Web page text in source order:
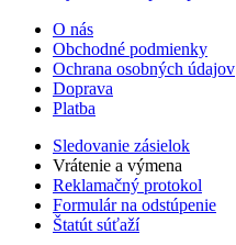
O nás
Obchodné podmienky
Ochrana osobných údajov
Doprava
Platba
Sledovanie zásielok
Vrátenie a výmena
Reklamačný protokol
Formulár na odstúpenie
Štatút súťaží